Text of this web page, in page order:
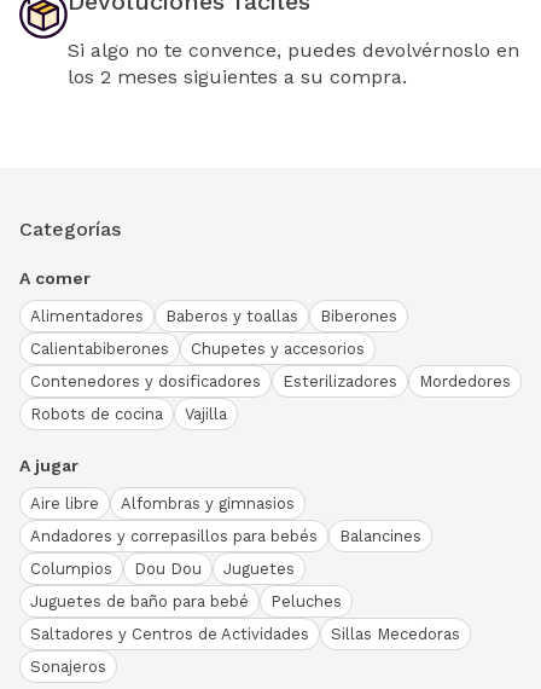
Si algo no te convence, puedes devolvérnoslo en
los 2 meses siguientes a su compra.
Categorías
A comer
Alimentadores Baberos y toallas
Biberones
Calientabiberones
Chupetes y accesorios
Contenedores y dosificadores
Esterilizadores
Mordedores
Robots de cocina
Vajilla
A jugar
Aire libre
Alfombras y gimnasios
Andadores y correpasillos para bebés
Balancines
Columpios
Dou Dou
Juguetes
Juguetes de baño para bebé
Peluches
Saltadores y Centros de Actividades
Sillas Mecedoras
Sonajeros